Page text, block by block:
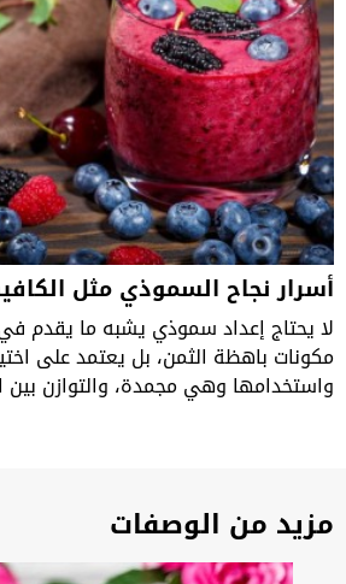
أسرار نجاح السموذي مثل
لا يحتاج إعداد سموذي يشبه ما يقدم
مكونات باهظة الثمن، بل يعتمد على
واستخدامها وهي مجمدة، والتوازن بين
مزيد من الوصفات